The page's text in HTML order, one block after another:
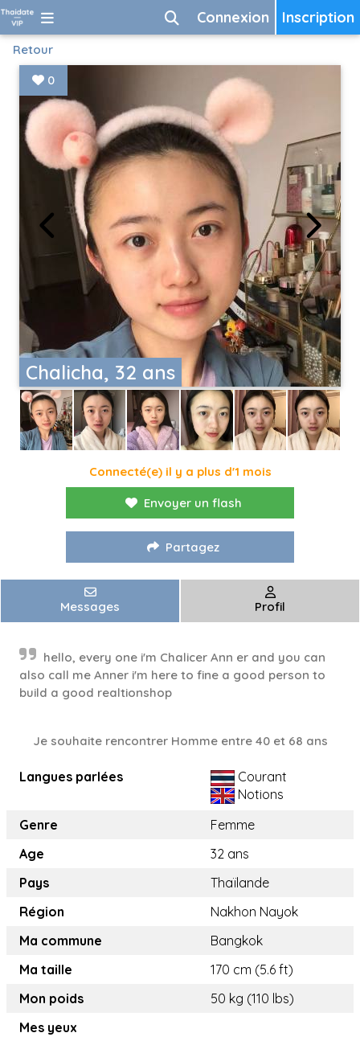
Inscription
Connexion
Retour
Chalicha, 32 ans
0
Connecté(e) il y a plus d'1 mois
Envoyer un flash
Partagez
Messages Profil
hello, every one i'm Chalicer Ann er and you can
also call me Anner i'm here to fine a good person to
build a good realtionshop
Je souhaite rencontrer Homme entre 40 et 68 ans
Langues parlées
Courant
Notions
Genre
Femme
Age
32 ans
Pays
Thaïlande
Région
Nakhon Nayok
Ma commune
Bangkok
Ma taille
170 cm (5.6 ft)
Mon poids
50 kg (110 lbs)
Mes yeux